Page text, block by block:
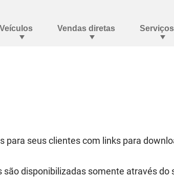
para seus clientes com links para
são disponibilizadas somente através do